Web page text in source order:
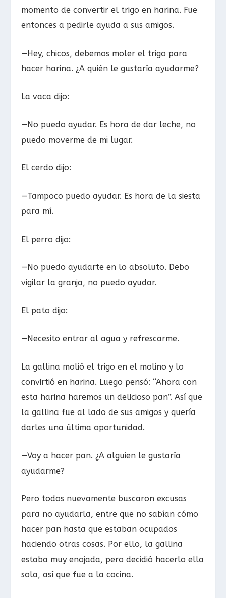
momento de convertir el trigo en harina. Fue
entonces a pedirle ayuda a sus amigos.
—Hey, chicos, debemos moler el trigo para
hacer harina. ¿A quién le gustaría ayudarme?
La vaca dijo:
—No puedo ayudar. Es hora de dar leche, no
puedo moverme de mi lugar.
El cerdo dijo:
—Tampoco puedo ayudar. Es hora de la siesta
para mí.
El perro dijo:
—No puedo ayudarte en lo absoluto. Debo
vigilar la granja, no puedo ayudar.
El pato dijo:
—Necesito entrar al agua y refrescarme.
La gallina molió el trigo en el molino y lo
convirtió en harina. Luego pensó: “Ahora con
esta harina haremos un delicioso pan”. Así que
la gallina fue al lado de sus amigos y quería
darles una última oportunidad.
—Voy a hacer pan. ¿A alguien le gustaría
ayudarme?
Pero todos nuevamente buscaron excusas
para no ayudarla, entre que no sabían cómo
hacer pan hasta que estaban ocupados
haciendo otras cosas. Por ello, la gallina
estaba muy enojada, pero decidió hacerlo ella
sola, así que fue a la cocina.